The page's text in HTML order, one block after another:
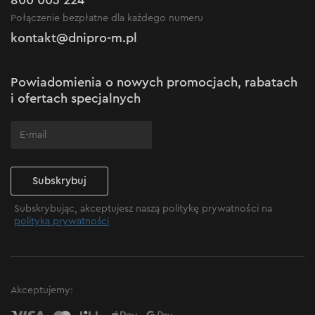
Polityka prywatności
Reklamacje i skargi
Ustawienia plików cookie
Często zadawane pytania
Nowości
Połączenie bezpłatne dla każdego numeru
kontakt@dnipro-m.pl
Powiadomienia o nowych promocjach, rabatach
i ofertach specjalnych
Subskrybuj
Subskrybując, akceptujesz naszą politykę prywatności na
polityka prywatności
Akceptujemy: